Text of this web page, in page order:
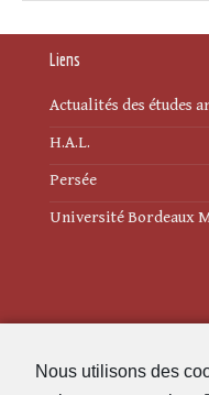
Nous utilisons des
Liens
Actualités des études
H.A.L.
Persée
Université Bordeaux
Politique de cookies